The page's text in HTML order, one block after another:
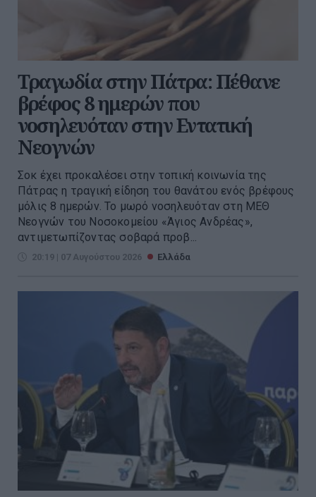
Τραγωδία στην Πάτρα: Πέθανε
βρέφος 8 ημερών που
νοσηλευόταν στην Εντατική
Νεογνών
Σοκ έχει προκαλέσει στην τοπική κοινωνία της
Πάτρας η τραγική είδηση του θανάτου ενός βρέφους
μόλις 8 ημερών. Το μωρό νοσηλευόταν στη ΜΕΘ
Νεογνών του Νοσοκομείου «Άγιος Ανδρέας»,
αντιμετωπίζοντας σοβαρά προβ...
20:19 | 07 Αυγούστου 2026 Ελλάδα